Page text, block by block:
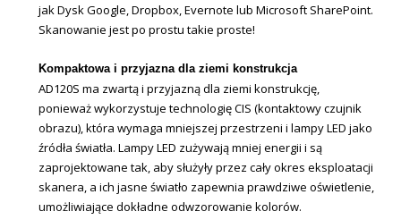
jak Dysk Google, Dropbox, Evernote lub Microsoft SharePoint.
Skanowanie jest po prostu takie proste!
Kompaktowa i przyjazna dla ziemi konstrukcja
AD120S ma zwartą i przyjazną dla ziemi konstrukcję,
ponieważ wykorzystuje technologię CIS (kontaktowy czujnik
obrazu), która wymaga mniejszej przestrzeni i lampy LED jako
źródła światła. Lampy LED zużywają mniej energii i są
zaprojektowane tak, aby służyły przez cały okres eksploatacji
skanera, a ich jasne światło zapewnia prawdziwe oświetlenie,
umożliwiające dokładne odwzorowanie kolorów.